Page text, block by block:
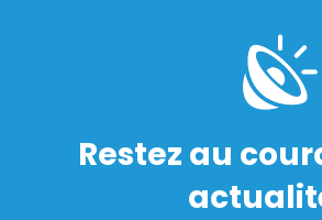
Restez au